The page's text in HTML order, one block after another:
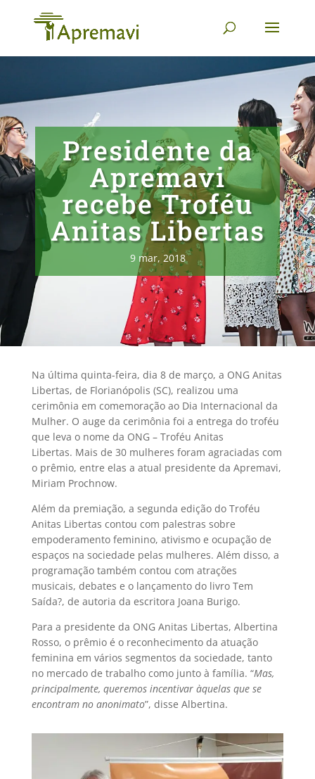
Presidente da
Apremavi
recebe Troféu
Anitas Libertas
9 mar, 2018
Na última quinta-feira, dia 8 de março, a ONG Anitas
Libertas, de Florianópolis (SC), realizou uma
cerimônia em comemoração ao Dia Internacional da
Mulher. O auge da cerimônia foi a entrega do troféu
que leva o nome da ONG – Troféu Anitas
Libertas. Mais de 30 mulheres foram agraciadas com
o prêmio, entre elas a atual presidente da Apremavi,
Miriam Prochnow.
Além da premiação, a segunda edição do Troféu
Anitas Libertas contou com palestras sobre
empoderamento feminino, ativismo e ocupação de
espaços na sociedade pelas mulheres. Além disso, a
programação também contou com atrações
musicais, debates e o lançamento do livro Tem
Saída?, de autoria da escritora Joana Burigo.
Para a presidente da ONG Anitas Libertas, Albertina
Rosso, o prêmio é o reconhecimento da atuação
feminina em vários segmentos da sociedade, tanto
no mercado de trabalho como junto à família. “Mas,
principalmente, queremos incentivar àquelas que se
encontram no anonimato”, disse Albertina.